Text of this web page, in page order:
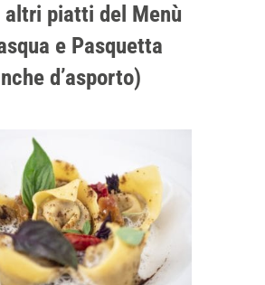
altri piatti del Menù
e Pasquetta
d’asporto)